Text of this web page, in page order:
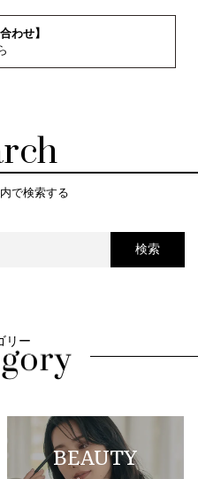
わせ】
で検索する
検索
リー
BEAUTY